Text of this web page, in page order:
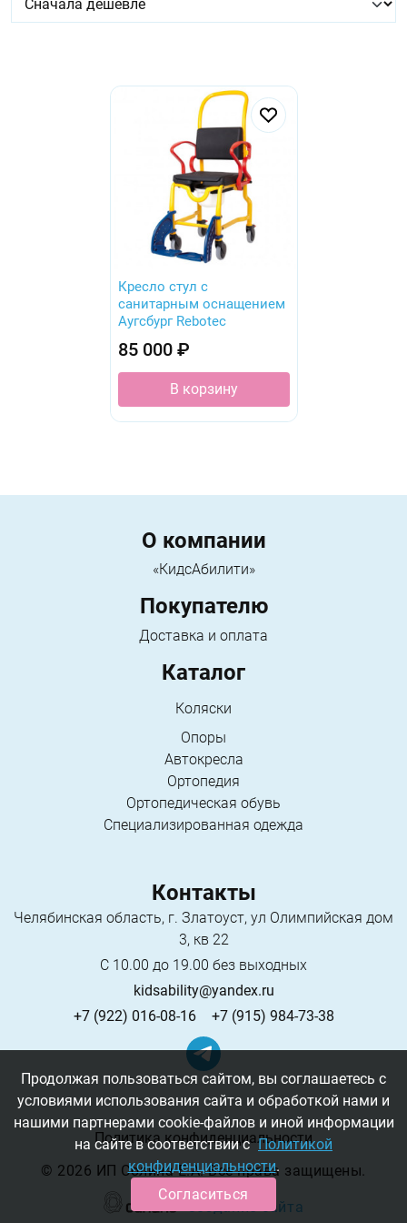
Кресло стул с
санитарным оснащением
Аугсбург Rebotec
85 000 ₽
В корзину
Menu footerО компании
«КидсАбилити»
Покупателю
Доставка и оплата
Каталог
Коляски
Опоры
Автокресла
Ортопедия
Ортопедическая обувь
Специализированная одежда
Контакты
Челябинская область, г. Златоуст, ул Олимпийская дом
3, кв 22
С 10.00 до 19.00 без выходных
kidsability@yandex.ru
+7 (922) 016-08-16
+7 (915) 984-73-38
© 2026 ИП Солина Е.А. Все права защищены.
Политика конфиденциальности
Создание сайта
Продолжая пользоваться сайтом, вы соглашаетесь с
условиями использования сайта и обработкой нами и
нашими партнерами cookie-файлов и иной информации
на сайте в соответствии с Политикой
конфиденциальности.
Согласиться